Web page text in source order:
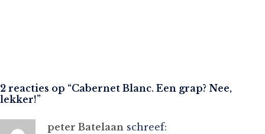
2 reacties op “Cabernet Blanc. Een grap? Nee,
lekker!”
peter Batelaan schreef: